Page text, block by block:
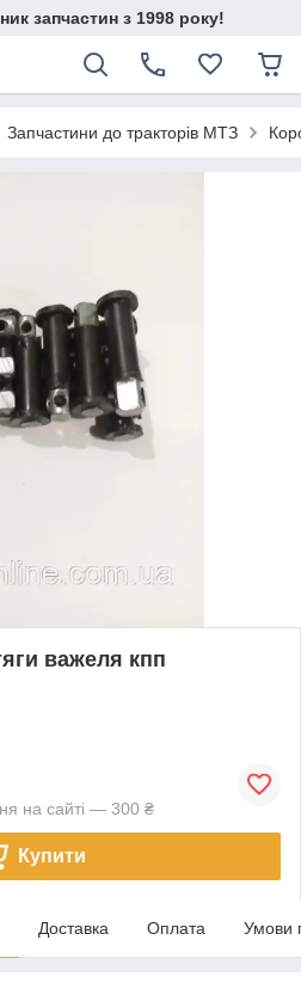
запчастин з 1998 року!
Запчастини до тракторів МТЗ
важеля кпп
на сайті — 300 ₴
Купити
Доставка Оплата Умови